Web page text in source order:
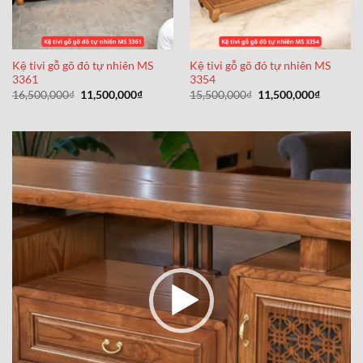
Kệ tivi gỗ gõ đỏ tự nhiên MS
3361
16,500,000₫ Giá
gốc
11,500,000₫Giá
11,500,000₫.
Kệ tivi gỗ gõ đỏ tự nhiên MS
3354
15,500,000₫ Giá
gốc
11,500,000₫Giá
Trình
chơi
Video